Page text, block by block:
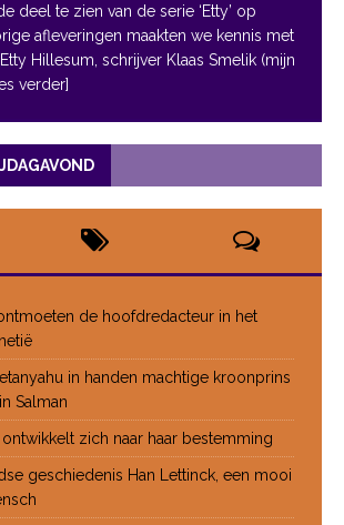
deel te zien van de serie ‘Etty’ op
afleveringen maakten we kennis met
Hillesum, schrijver Klaas Smelik (mijn
verder]
de hoofdredacteur in het
in handen machtige kroonprins
Salman
zich naar haar bestemming
geschiedenis Han Lettinck, een mooi